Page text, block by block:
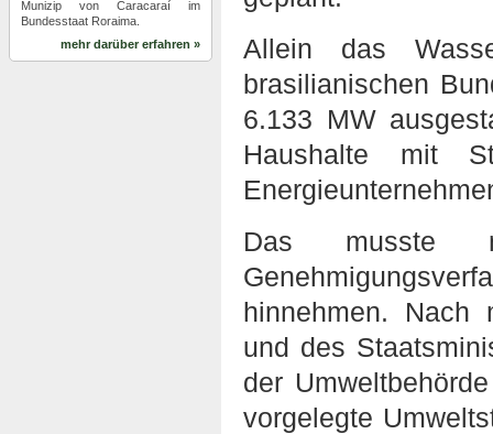
Allein das
brasilianischen
6.133 MW
Haushalte mit
Das musste
hinnehmen. Nach
und des
der
vorgelegte
Munizip von Caracaraí im
Bundesstaat Roraima.
mehr darüber erfahren »